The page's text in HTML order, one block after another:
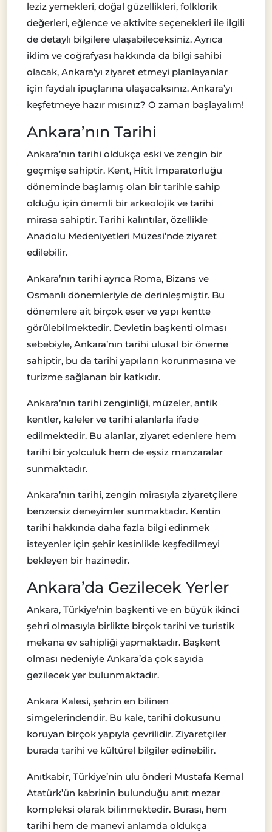
leziz yemekleri, doğal güzellikleri, folklorik
değerleri, eğlence ve aktivite seçenekleri ile ilgili
de detaylı bilgilere ulaşabileceksiniz. Ayrıca
iklim ve coğrafyası hakkında da bilgi sahibi
olacak, Ankara’yı ziyaret etmeyi planlayanlar
için faydalı ipuçlarına ulaşacaksınız. Ankara’yı
keşfetmeye hazır mısınız? O zaman başlayalım!
Ankara’nın Tarihi
Ankara’nın tarihi oldukça eski ve zengin bir
geçmişe sahiptir. Kent, Hitit İmparatorluğu
döneminde başlamış olan bir tarihle sahip
olduğu için önemli bir arkeolojik ve tarihi
mirasa sahiptir. Tarihi kalıntılar, özellikle
Anadolu Medeniyetleri Müzesi’nde ziyaret
edilebilir.
Ankara’nın tarihi ayrıca Roma, Bizans ve
Osmanlı dönemleriyle de derinleşmiştir. Bu
dönemlere ait birçok eser ve yapı kentte
görülebilmektedir. Devletin başkenti olması
sebebiyle, Ankara’nın tarihi ulusal bir öneme
sahiptir, bu da tarihi yapıların korunmasına ve
turizme sağlanan bir katkıdır.
Ankara’nın tarihi zenginliği, müzeler, antik
kentler, kaleler ve tarihi alanlarla ifade
edilmektedir. Bu alanlar, ziyaret edenlere hem
tarihi bir yolculuk hem de eşsiz manzaralar
sunmaktadır.
Ankara’nın tarihi, zengin mirasıyla ziyaretçilere
benzersiz deneyimler sunmaktadır. Kentin
tarihi hakkında daha fazla bilgi edinmek
isteyenler için şehir kesinlikle keşfedilmeyi
bekleyen bir hazinedir.
Ankara’da Gezilecek Yerler
Ankara, Türkiye’nin başkenti ve en büyük ikinci
şehri olmasıyla birlikte birçok tarihi ve turistik
mekana ev sahipliği yapmaktadır. Başkent
olması nedeniyle Ankara’da çok sayıda
gezilecek yer bulunmaktadır.
Ankara Kalesi, şehrin en bilinen
simgelerindendir. Bu kale, tarihi dokusunu
koruyan birçok yapıyla çevrilidir. Ziyaretçiler
burada tarihi ve kültürel bilgiler edinebilir.
Anıtkabir, Türkiye’nin ulu önderi Mustafa Kemal
Atatürk’ün kabrinin bulunduğu anıt mezar
kompleksi olarak bilinmektedir. Burası, hem
tarihi hem de manevi anlamda oldukça